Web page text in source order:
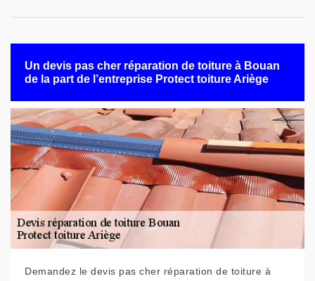
Un devis pas cher réparation de toiture à Bouan
de la part de l’entreprise Protect toiture Ariège
Demandez le devis pas cher réparation de toiture à